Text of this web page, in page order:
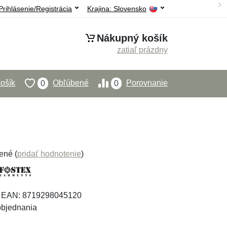
Krajina: Slovensko
Registrácia
Nákupný košík
zatiaľ prázdny
0 Porovnanie
0 Obľúbené
(pridať hodnotenie)
8719298045120